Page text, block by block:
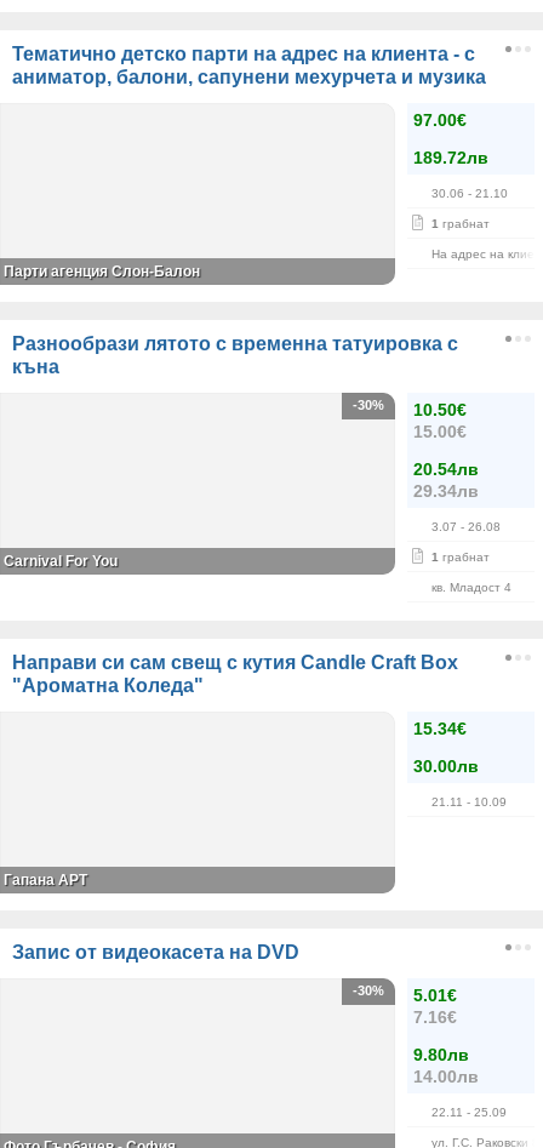
Тематично детско парти на адрес на клиента - с
аниматор, балони, сапунени мехурчета и музика
97.00€
189.72лв
30.06 - 21.10
1 грабнат
На адрес на
Парти агенция Слон-Балон
Разнообрази лятото с временна татуировка с
къна
10.50€
15.00€
20.54лв
29.34лв
3.07 - 26.08
1 грабнат
кв. Младост 4
-30%
Carnival For You
Направи си сам свещ с кутия Candle Craft Box
"Ароматна Коледа"
15.34€
30.00лв
21.11 - 10.09
Гапана АРТ
Запис от видеокасета на DVD
5.01€
7.16€
9.80лв
14.00лв
22.11 - 25.09
ул. Г.С. Раковски
-30%